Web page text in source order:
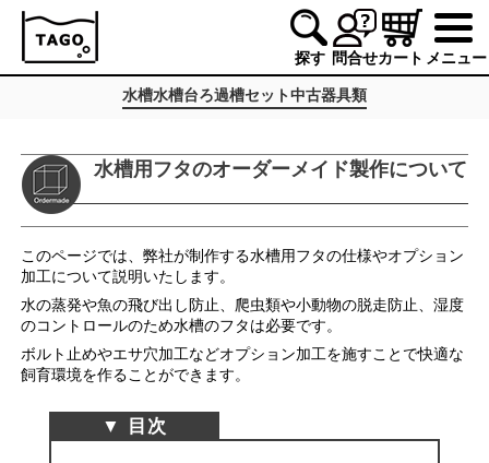
探す 問合せカート メニュー
水槽水槽台ろ過槽セット中古器具類
水槽用フタのオーダーメイド製作について
このページでは、弊社が制作する水槽用フタの仕様やオプション
加工について説明いたします。
水の蒸発や魚の飛び出し防止、爬虫類や小動物の脱走防止、湿度
のコントロールのため水槽のフタは必要です。
ボルト止めやエサ穴加工などオプション加工を施すことで快適な
飼育環境を作ることができます。